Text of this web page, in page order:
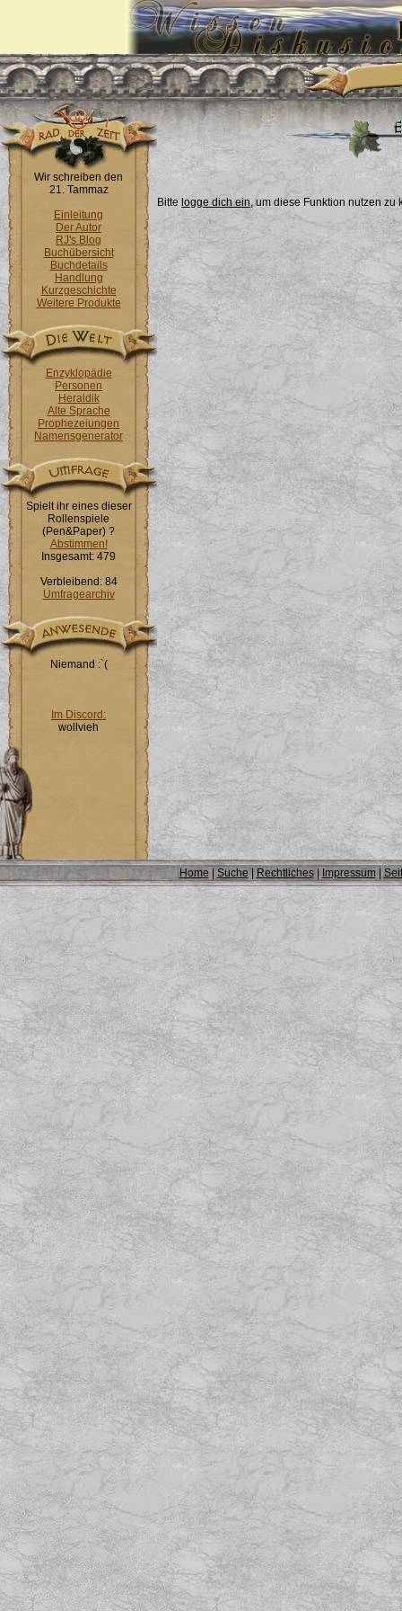
Wir schreiben den
21. Tammaz
Einleitung
Der Autor
RJ's Blog
Buchübersicht
Buchdetails
Handlung
Kurzgeschichte
Weitere Produkte
Enzyklopädie
Personen
Heraldik
Alte Sprache
Prophezeiungen
Namensgenerator
Spielt ihr eines dieser
Rollenspiele
(Pen&Paper) ?
Abstimmen!
Insgesamt: 479
Verbleibend: 84
Umfragearchiv
Niemand :`(
Im Discord:
wollvieh
Bitte logge dich ein, um diese Funktion nutzen zu
Home| Suche | Rechtliches| Impressum|